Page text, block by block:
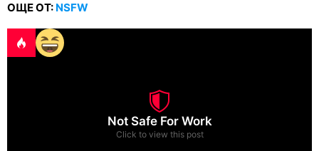
ОЩЕ ОТ: NSFW
Not Safe For Work
Click to view this post